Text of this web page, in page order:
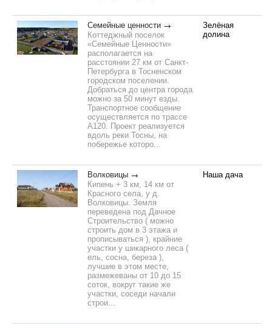
Семейные ценности
Коттеджный поселок
«Семейные Ценности»
располагается на
расстоянии 27 км от Санкт-
Петербурга в Тосненском
городском поселении.
Добраться до центра города
можно за 50 минут езды.
Транспортное сообщение
осуществляется по трассе
А120. Проект реализуется
вдоль реки Тосны, на
побережье которо...
Зелёная
долина
Волковицы
Кипень + 3 км, 14 км от
Красного села, у д.
Волковицы. Земля
переведена под Дачное
Строительство ( можно
строить дом в 3 этажа и
прописываться ), крайние
участки у шикарного леса (
ель, сосна, береза ),
лучшие в этом месте,
размежеваны от 10 до 15
соток, вокруг такие же
участки, соседи начали
строи...
Наша дача